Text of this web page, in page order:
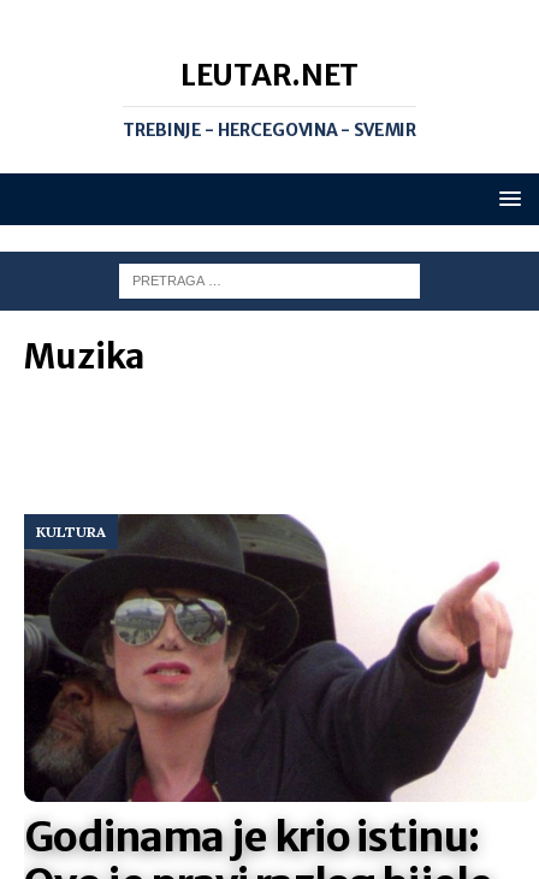
LEUTAR.NET
TREBINJE - HERCEGOVINA - SVEMIR
Muzika
KULTURA
Godinama je krio istinu: